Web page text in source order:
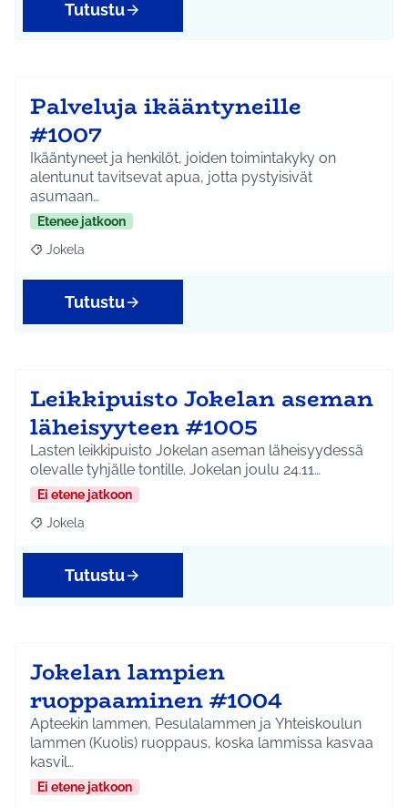
Tutustu
Palveluja ikääntyneille
#1007
Ikääntyneet ja henkilöt, joiden toimintakyky on
alentunut tavitsevat apua, jotta pystyisivät
asumaan…
Etenee jatkoon
Rajaa tulokset aihepiirin mukaan: Jokela
Jokela
Tutustu
Leikkipuisto Jokelan aseman
läheisyyteen #1005
Lasten leikkipuisto Jokelan aseman läheisyydessä
olevalle tyhjälle tontille. Jokelan joulu 24.11…
Ei etene jatkoon
Rajaa tulokset aihepiirin mukaan: Jokela
Jokela
Tutustu
Jokelan lampien
ruoppaaminen #1004
Apteekin lammen, Pesulalammen ja Yhteiskoulun
lammen (Kuolis) ruoppaus, koska lammissa kasvaa
kasvil…
Ei etene jatkoon